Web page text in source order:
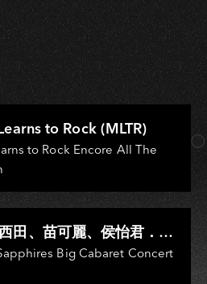
to Rock (MLTR)
to Rock Encore All The
田、苗可麗、侯怡君．
葉啟田、鳥來嬤-吳
、王瑞霞、吳淑敏、施文
Big Cabaret Concert